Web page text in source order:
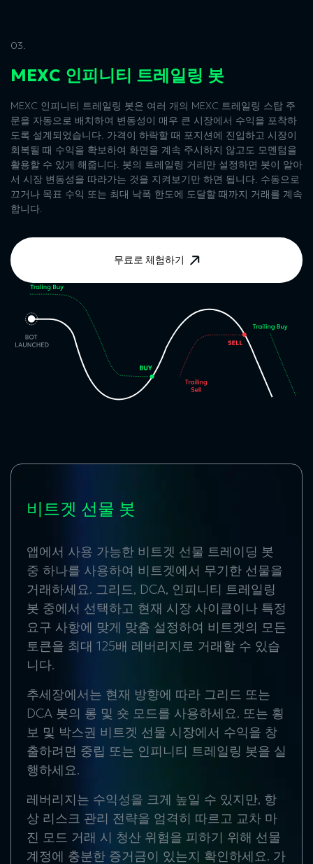
03.
MEXC 인피니티 트레일링 봇
MEXC 인피니티 트레일링 봇은 여러 개의 MEXC 트레일링 스탑 주
문을 자동으로 배치하여 변동성이 매우 큰 시장에서 수익을 포착하
도록 설계되었습니다. 가격이 하락할 때 포지션에 진입하고 시장이
회복될 때 수익을 확보하여 화면을 계속 주시하지 않고도 모멘텀을
활용할 수 있게 해줍니다. 봇의 트레일링 거리만 설정하면 봇이 알아
서 시장 변동성을 따라가는 것을 지켜보기만 하면 됩니다. 수동으로
끄거나 목표 수익 또는 최대 낙폭 한도에 도달할 때까지 거래를 계속
합니다.
무료로 체험하기
비트겟 선물 봇
앱에서 사용 가능한 비트겟 선물 트레이딩 봇
중 하나를 사용하여 비트겟에서 무기한 선물을
거래하세요. 그리드, DCA, 인피니티 트레일링
봇 중에서 선택하고 현재 시장 사이클이나 특정
요구 사항에 맞게 맞춤 설정하여 비트겟의 모든
토큰을 최대 125배 레버리지로 거래할 수 있습
니다.
추세장에서는 현재 방향에 따라 그리드 또는
DCA 봇의 롱 및 숏 모드를 사용하세요. 또는 횡
보 및 박스권 비트겟 선물 시장에서 수익을 창
출하려면 중립 또는 인피니티 트레일링 봇을 실
행하세요.
레버리지는 수익성을 크게 높일 수 있지만, 항
상 리스크 관리 전략을 엄격히 따르고 교차 마
진 모드 거래 시 청산 위험을 피하기 위해 선물
계정에 충분한 증거금이 있는지 확인하세요. 가